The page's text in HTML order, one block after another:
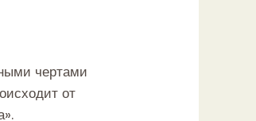
чертами
от